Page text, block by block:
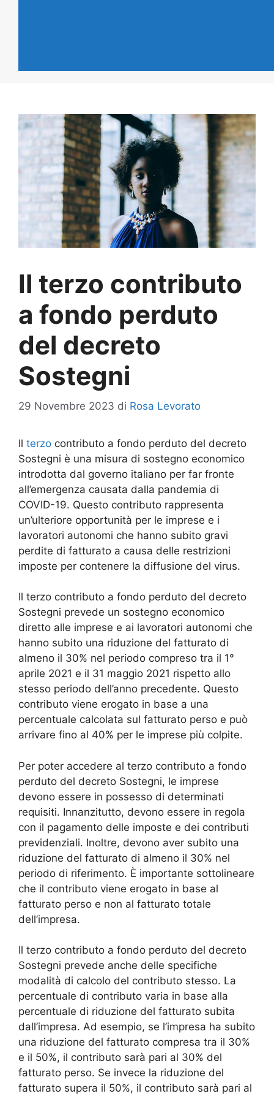
Il terzo contributo
a fondo perduto
del decreto
Sostegni
29 Novembre 2023 di Rosa Levorato
Il terzo contributo a fondo perduto del decreto
Sostegni è una misura di sostegno economico
introdotta dal governo italiano per far fronte
all’emergenza causata dalla pandemia di
COVID-19. Questo contributo rappresenta
un’ulteriore opportunità per le imprese e i
lavoratori autonomi che hanno subito gravi
perdite di fatturato a causa delle restrizioni
imposte per contenere la diffusione del virus.
Il terzo contributo a fondo perduto del decreto
Sostegni prevede un sostegno economico
diretto alle imprese e ai lavoratori autonomi che
hanno subito una riduzione del fatturato di
almeno il 30% nel periodo compreso tra il 1°
aprile 2021 e il 31 maggio 2021 rispetto allo
stesso periodo dell’anno precedente. Questo
contributo viene erogato in base a una
percentuale calcolata sul fatturato perso e può
arrivare fino al 40% per le imprese più colpite.
Per poter accedere al terzo contributo a fondo
perduto del decreto Sostegni, le imprese
devono essere in possesso di determinati
requisiti. Innanzitutto, devono essere in regola
con il pagamento delle imposte e dei contributi
previdenziali. Inoltre, devono aver subito una
riduzione del fatturato di almeno il 30% nel
periodo di riferimento. È importante sottolineare
che il contributo viene erogato in base al
fatturato perso e non al fatturato totale
dell’impresa.
Il terzo contributo a fondo perduto del decreto
Sostegni prevede anche delle specifiche
modalità di calcolo del contributo stesso. La
percentuale di contributo varia in base alla
percentuale di riduzione del fatturato subita
dall’impresa. Ad esempio, se l’impresa ha subito
una riduzione del fatturato compresa tra il 30%
e il 50%, il contributo sarà pari al 30% del
fatturato perso. Se invece la riduzione del
fatturato supera il 50%, il contributo sarà pari al